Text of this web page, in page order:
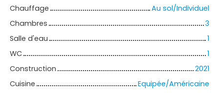
Chauffage
Au sol/Individuel
Chambres
3
Salle d'eau
1
WC
1
Construction
2021
Cuisine
Equipée/Américaine